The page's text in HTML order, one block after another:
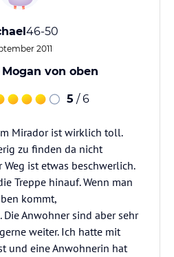
46-50
2011
von oben
5 / 6
Mirador ist wirklich toll.
zu finden da nicht
ist etwas beschwerlich.
Treppe hinauf. Wenn man
kommt,
Anwohner sind aber sehr
weiter. Ich hatte mit
und eine Anwohnerin hat